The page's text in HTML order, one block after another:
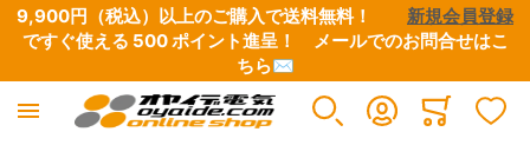
9,900円（税込）以上のご購入で送料無料！ 新規会員登録
ですぐ使える 500 ポイント進呈！ メールでのお問合せはこ
ちら✉